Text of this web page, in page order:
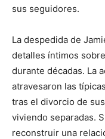
sus seguidores.
La despedida de
detalles íntimos
durante décadas. La
atravesaron las
tras el divorcio de
viviendo separadas.
reconstruir una